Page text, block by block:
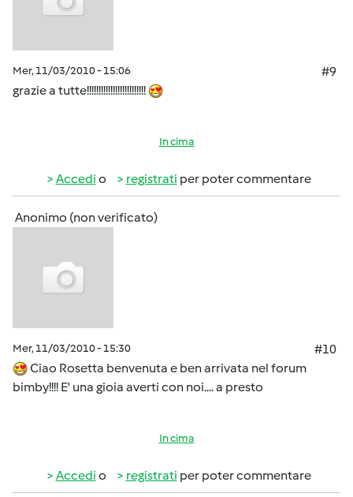
Mer, 11/03/2010 - 15:06
#9
grazie a tutte!!!!!!!!!!!!!!!!!!!!!!!!!
In cima
Accedi o registrati per poter commentare
Anonimo (non verificato)
Mer, 11/03/2010 - 15:30
#10
Ciao Rosetta benvenuta e ben arrivata nel forum
bimby!!!! E' una gioia averti con noi.... a presto
In cima
Accedi o registrati per poter commentare